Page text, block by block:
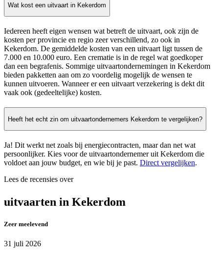
Wat kost een uitvaart in Kekerdom
Iedereen heeft eigen wensen wat betreft de uitvaart, ook zijn de
kosten per provincie en regio zeer verschillend, zo ook in
Kekerdom. De gemiddelde kosten van een uitvaart ligt tussen de
7.000 en 10.000 euro. Een crematie is in de regel wat goedkoper
dan een begrafenis. Sommige uitvaartondernemingen in Kekerdom
bieden pakketten aan om zo voordelig mogelijk de wensen te
kunnen uitvoeren. Wanneer er een uitvaart verzekering is dekt dit
vaak ook (gedeeltelijke) kosten.
Heeft het echt zin om uitvaartondernemers Kekerdom te vergelijken?
Ja! Dit werkt net zoals bij energiecontracten, maar dan net wat
persoonlijker. Kies voor de uitvaartondernemer uit Kekerdom die
voldoet aan jouw budget, en wie bij je past. Direct vergelijken.
Lees de recensies over
uitvaarten in Kekerdom
Zeer meelevend
31 juli 2026